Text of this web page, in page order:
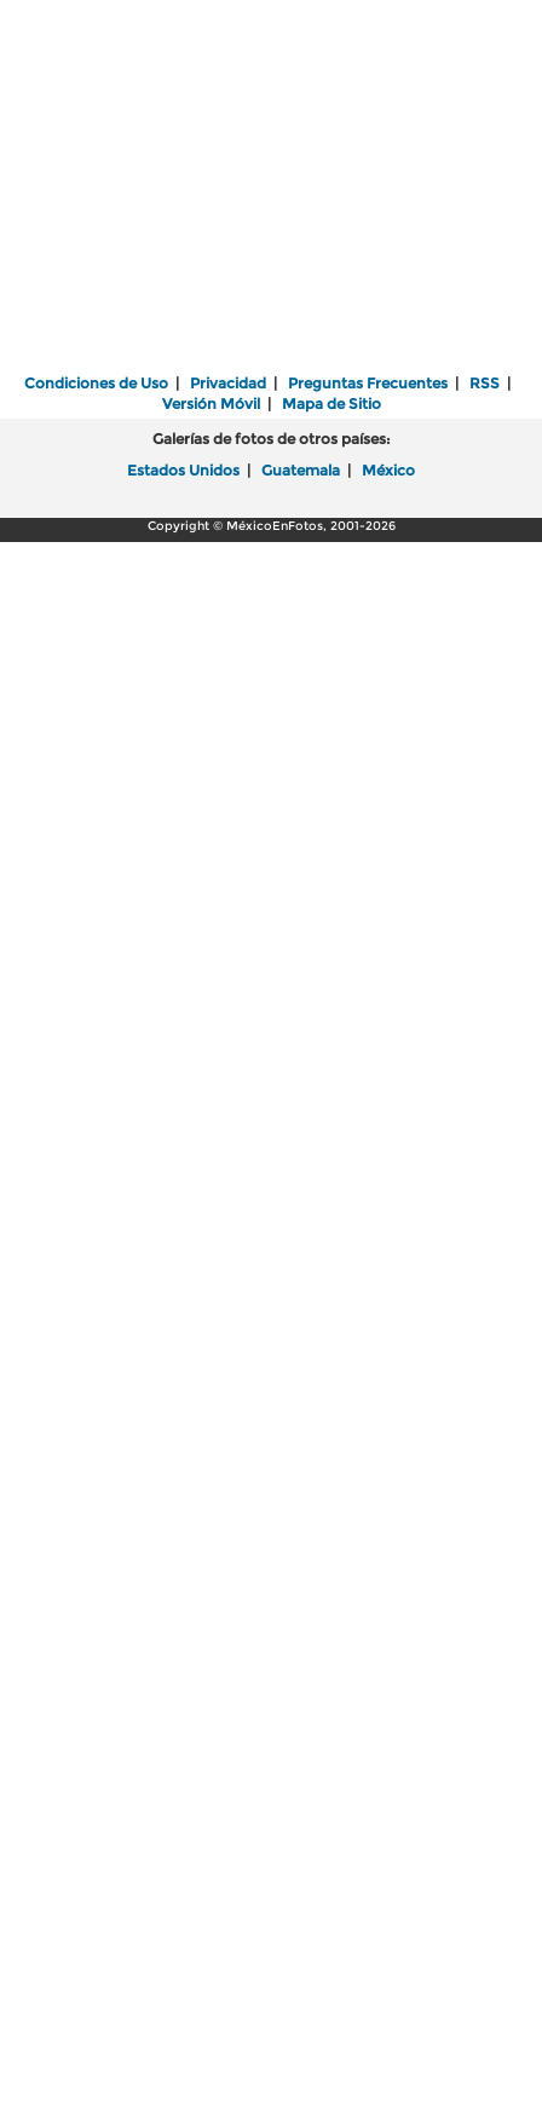
Condiciones de Uso | Privacidad | Preguntas Frecuentes | RSS |
Versión Móvil| Mapa de Sitio
Galerías de fotos de otros países:
Estados Unidos | Guatemala | México
Copyright © MéxicoEnFotos, 2001-2026